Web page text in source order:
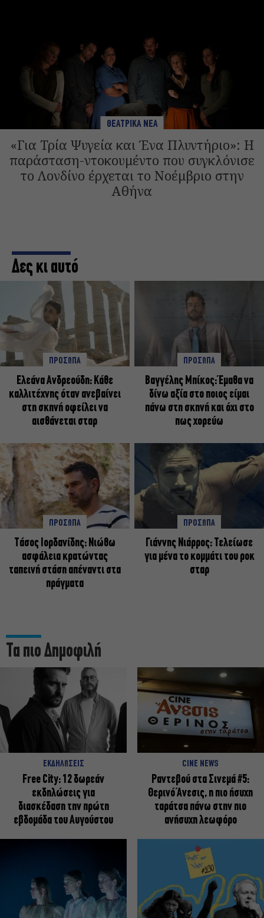
ΘΕΑΤΡΙΚΑ ΝΕΑ
«Για Τρία Ψυγεία και Ένα Πλυντήριο»: Η
παράσταση-ντοκουμέντο που συγκλόνισε
το Λονδίνο έρχεται το Νοέμβριο στην
Αθήνα
Δες κι αυτό
ΠΡΟΣΩΠΑ
Ελεάνα Ανδρεούδη: Κάθε
καλλιτέχνης όταν ανεβαίνει
στη σκηνή οφείλει να
αισθάνεται σταρ
ΠΡΟΣΩΠΑ
Βαγγέλης Μπίκος: Έμαθα να
δίνω αξία στο ποιος είμαι
πάνω στη σκηνή και όχι στο
πως χορεύω
ΠΡΟΣΩΠΑ
Tάσος Ιορδανίδης: Νιώθω
ασφάλεια κρατώντας
ταπεινή στάση απέναντι στα
πράγματα
ΠΡΟΣΩΠΑ
Γιάννης Νιάρρος: Τελείωσε
για μένα το κομμάτι του ροκ
σταρ
Τα πιο Δημοφιλή
ΕΚΔΗΛΩΣΕΙΣ
Free City: 12 δωρεάν
εκδηλώσεις για
διασκέδαση την πρώτη
εβδομάδα του Αυγούστου
CINE NEWS
Ραντεβού στα Σινεμά #5:
Θερινό Άνεσις, η πιο ήσυχη
ταράτσα πάνω στην πιο
ανήσυχη λεωφόρο